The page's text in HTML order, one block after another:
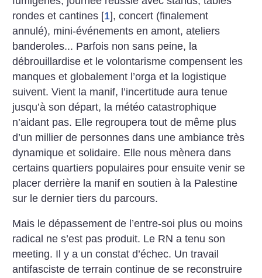
rondes et cantines [1], concert (finalement
annulé), mini-événements en amont, ateliers
banderoles... Parfois non sans peine, la
débrouillardise et le volontarisme compensent les
manques et globalement l’orga et la logistique
suivent. Vient la manif, l’incertitude aura tenue
jusqu’à son départ, la météo catastrophique
n’aidant pas. Elle regroupera tout de même plus
d’un millier de personnes dans une ambiance très
dynamique et solidaire. Elle nous mènera dans
certains quartiers populaires pour ensuite venir se
placer derrière la manif en soutien à la Palestine
sur le dernier tiers du parcours.
Mais le dépassement de l’entre-soi plus ou moins
radical ne s’est pas produit. Le RN a tenu son
meeting. Il y a un constat d’échec. Un travail
antifasciste de terrain continue de se reconstruire